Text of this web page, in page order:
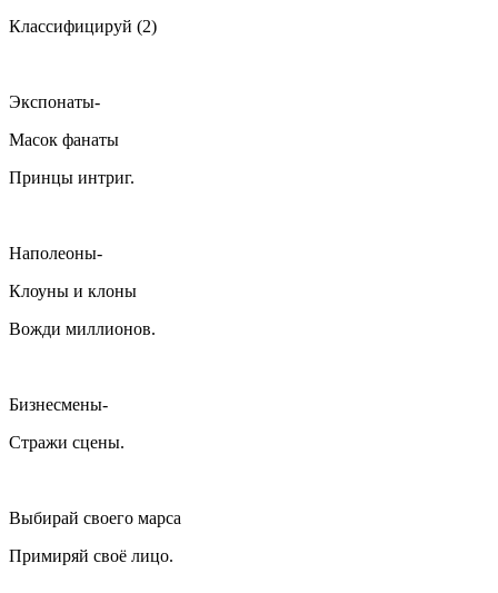
Классифицируй (2)
Экспонаты-
Масок фанаты
Принцы интриг.
Наполеоны-
Клоуны и клоны
Вожди миллионов.
Бизнесмены-
Стражи сцены.
Выбирай своего марса
Примиряй своё лицо.